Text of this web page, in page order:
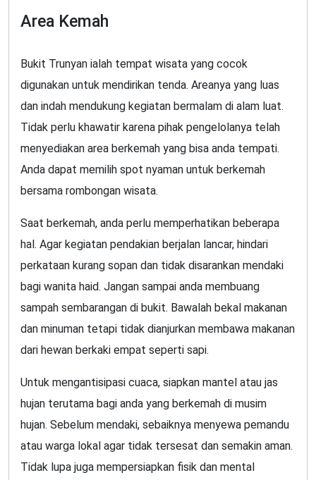
Area Kemah
Bukit Trunyan ialah tempat wisata yang cocok
digunakan untuk mendirikan tenda. Areanya yang luas
dan indah mendukung kegiatan bermalam di alam luat.
Tidak perlu khawatir karena pihak pengelolanya telah
menyediakan area berkemah yang bisa anda tempati.
Anda dapat memilih spot nyaman untuk berkemah
bersama rombongan wisata.
Saat berkemah, anda perlu memperhatikan beberapa
hal. Agar kegiatan pendakian berjalan lancar, hindari
perkataan kurang sopan dan tidak disarankan mendaki
bagi wanita haid. Jangan sampai anda membuang
sampah sembarangan di bukit. Bawalah bekal makanan
dan minuman tetapi tidak dianjurkan membawa makanan
dari hewan berkaki empat seperti sapi.
Untuk mengantisipasi cuaca, siapkan mantel atau jas
hujan terutama bagi anda yang berkemah di musim
hujan. Sebelum mendaki, sebaiknya menyewa pemandu
atau warga lokal agar tidak tersesat dan semakin aman.
Tidak lupa juga mempersiapkan fisik dan mental